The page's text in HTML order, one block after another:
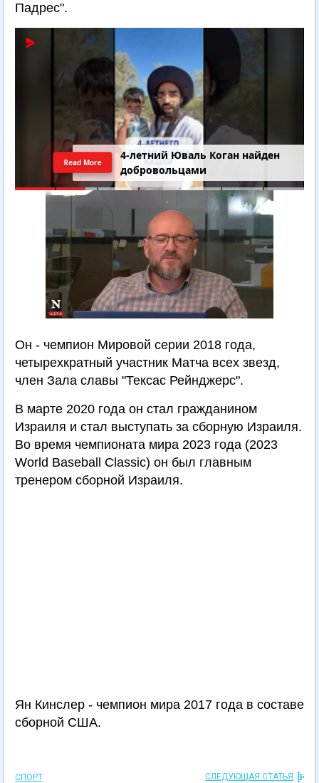
Падрес".
4-летний Юваль Коган найден
добровольцами
Read More
Он - чемпион Мировой серии 2018 года,
четырехкратный участник Матча всех звезд,
член Зала славы "Тексас Рейнджерс".
В марте 2020 года он стал гражданином
Израиля и стал выступать за сборную Израиля.
Во время чемпионата мира 2023 года (2023
World Baseball Classic) он был главным
тренером сборной Израиля.
Ян Кинслер - чемпион мира 2017 года в составе
сборной США.
СПОРТ СЛЕДУЮЩАЯ СТАТЬЯ